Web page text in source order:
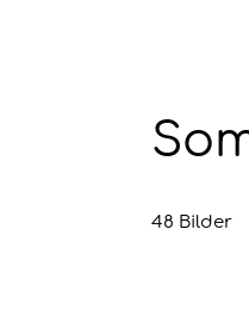
48 Bilder